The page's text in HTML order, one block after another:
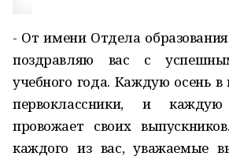
- От имени Отдела
поздравляю вас с
учебного года. Каждую осень
первоклассники, и
провожает своих
каждого из вас, уважаемые